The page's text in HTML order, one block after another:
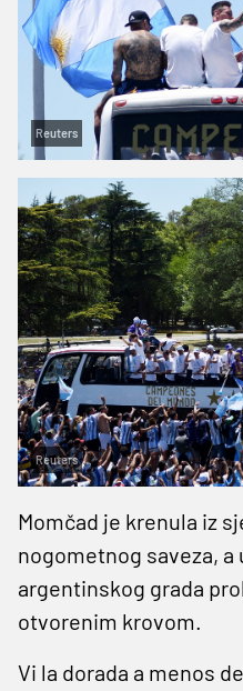
Reuters
Reuters
Momčad je krenula iz
nogometnog saveza, a
argentinskog grada
otvorenim krovom.
Vi la dorada a menos